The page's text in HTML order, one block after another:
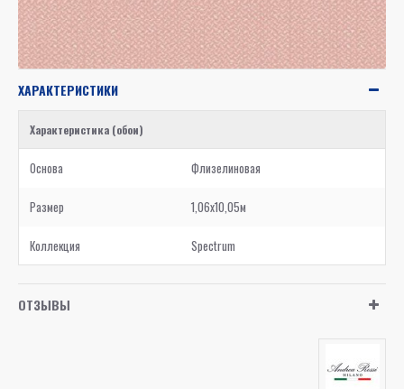
ХАРАКТЕРИСТИКИ
Характеристика (обои)
Основа Флизелиновая
Размер 1,06x10,05м
Коллекция Spectrum
ОТЗЫВЫ